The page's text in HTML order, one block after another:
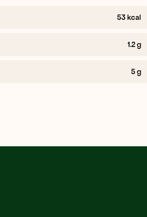
53 kcal
1.2g
5g